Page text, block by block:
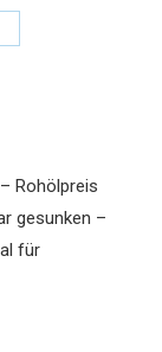
Rohölpreis
gesunken –
für